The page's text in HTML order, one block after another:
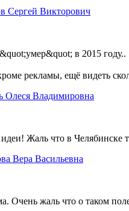
в 2015 году..
рекламы, ещё видеть
Жаль что в Челябинске
Очень жаль что о таком